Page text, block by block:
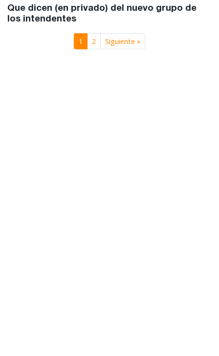
Que dicen (en privado) del nuevo grupo de
los intendentes
1 2 Siguiente »